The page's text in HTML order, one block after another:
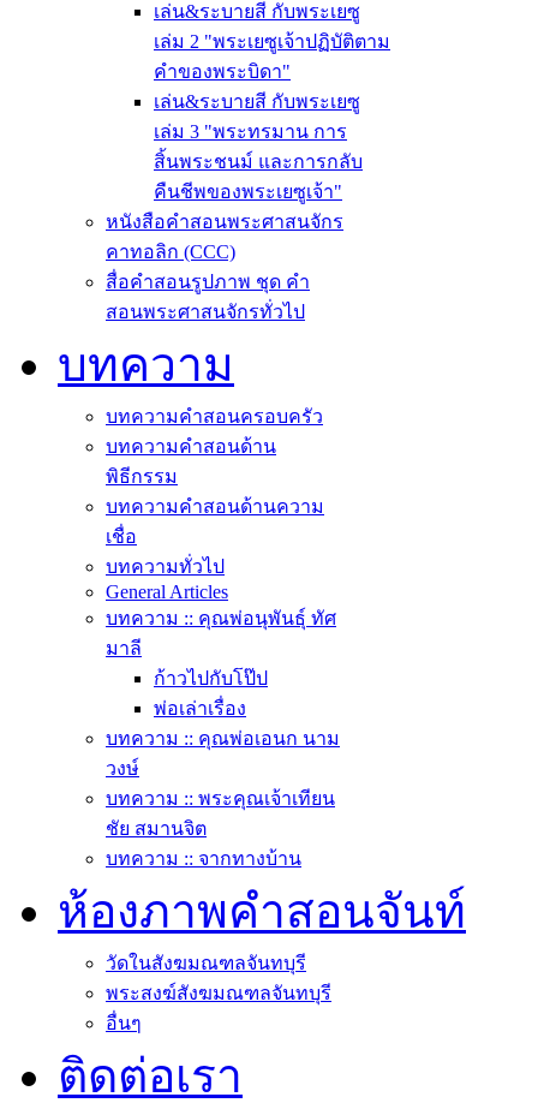
เล่น&ระบายสี กับพระเยซู
เล่ม 2 "พระเยซูเจ้าปฏิบัติตาม
คำของพระบิดา"
เล่น&ระบายสี กับพระเยซู
เล่ม 3 "พระทรมาน การ
สิ้นพระชนม์ และการกลับ
คืนชีพของพระเยซูเจ้า"
หนังสือคำสอนพระศาสนจักร
คาทอลิก (CCC)
สื่อคำสอนรูปภาพ ชุด คำ
สอนพระศาสนจักรทั่วไป
บทความ
บทความคำสอนครอบครัว
บทความคำสอนด้าน
พิธีกรรม
บทความคำสอนด้านความ
เชื่อ
บทความทั่วไป
General Articles
บทความ :: คุณพ่อนุพันธุ์ ทัศ
มาลี
ก้าวไปกับโป๊ป
พ่อเล่าเรื่อง
บทความ :: คุณพ่อเอนก นาม
วงษ์
บทความ :: พระคุณเจ้าเทียน
ชัย สมานจิต
บทความ :: จากทางบ้าน
ห้องภาพคำสอนจันท์
วัดในสังฆมณฑลจันทบุรี
พระสงฆ์สังฆมณฑลจันทบุรี
อื่นๆ
ติดต่อเรา